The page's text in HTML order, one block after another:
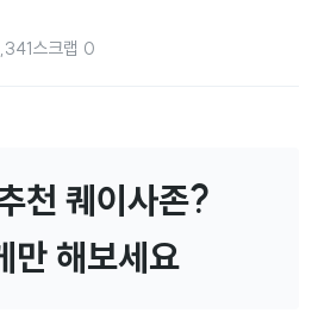
스크랩 0
천 퀘이사존?
만 해보세요